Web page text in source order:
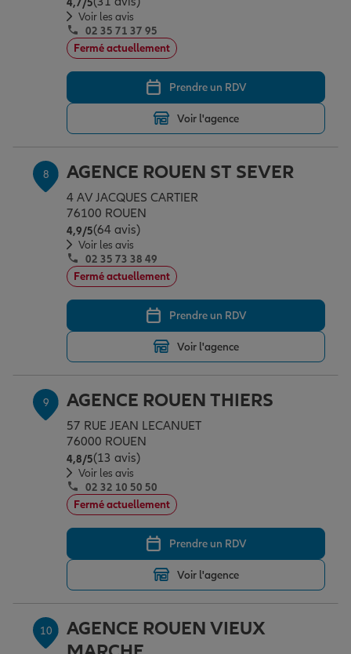
Voir les avis
02 35 71 37 95
Fermé actuellement
Prendre un RDV
Voir l'agence
8 AGENCE ROUEN ST SEVER
4 AV JACQUES CARTIER
76100 ROUEN
4,9/5Note de 4.9 sur 5
(64 avis)
Voir les avis
02 35 73 38 49
Fermé actuellement
Prendre un RDV
Voir l'agence
9 AGENCE ROUEN THIERS
57 RUE JEAN LECANUET
76000 ROUEN
4,8/5Note de 4.8 sur 5
(13 avis)
Voir les avis
02 32 10 50 50
Fermé actuellement
Prendre un RDV
Voir l'agence
10
AGENCE ROUEN VIEUX